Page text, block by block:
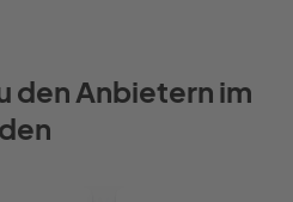
den Anbietern im